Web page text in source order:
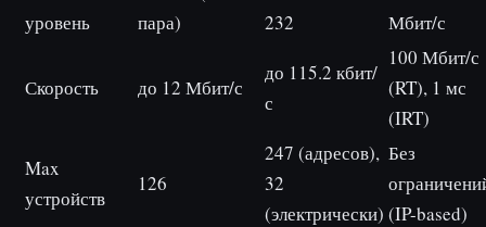
уровень
пара)
232
Мбит/с
Скорость до 12 Мбит/с
до 115.2 кбит/
с
100 Мбит/с
(RT), 1 мс
(IRT)
Max
устройств
126
247 (адресов),
32
(электрически)
Без
(IP-based)